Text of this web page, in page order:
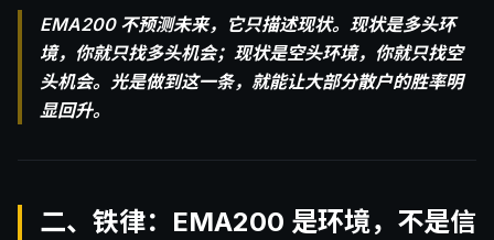
EMA200 不预测未来，它只描述现状。现状是多头环
境，你就只找多头机会；现状是空头环境，你就只找空
头机会。光是做到这一条，就能让大部分散户的胜率明
显回升。
二、铁律：EMA200 是环境，不是信